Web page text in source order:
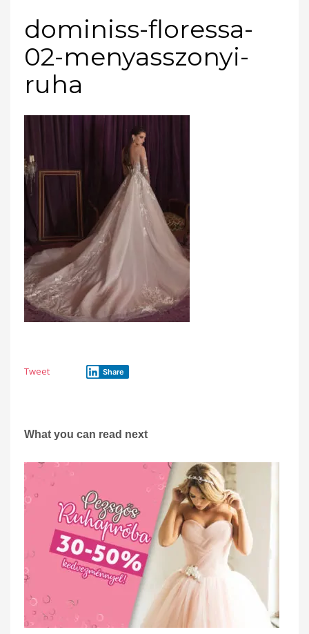
dominiss-floressa-
02-menyasszonyi-
ruha
Tweet Share
What you can read next